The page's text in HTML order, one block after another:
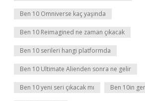
Ben 10 Omniverse kaç yaşında
Ben 10 Reimagined ne zaman çıkacak
Ben 10 serileri hangi platformda
Ben 10 Ultimate Alienden sonra ne gelir
Ben 10 yeni seri çıkacak mı Ben 10in